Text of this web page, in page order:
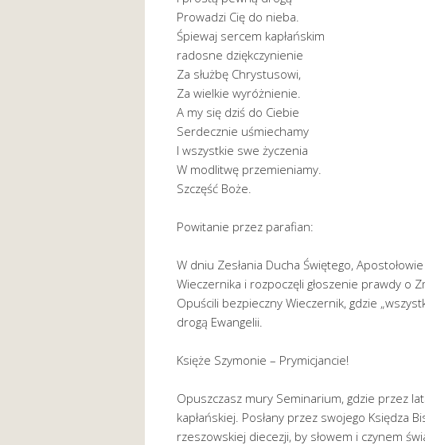
Prowadzi Cię do nieba.
Śpiewaj sercem kapłańskim
radosne dziękczynienie
Za służbę Chrystusowi,
Za wielkie wyróżnienie.
A my się dziś do Ciebie
Serdecznie uśmiechamy
I wszystkie swe życzenia
W modlitwę przemieniamy.
Szczęść Boże.
Powitanie przez parafian:
W dniu Zesłania Ducha Świętego,
Wieczernika i rozpoczęli głoszenie prawdy o
Opuścili bezpieczny Wieczernik, gdzie
drogą Ewangelii.
Księże Szymonie – Prymicjancie!
Opuszczasz mury Seminarium, gdzie przez
kapłańskiej. Posłany przez swojego Księdza
rzeszowskiej diecezji, by słowem i czynem